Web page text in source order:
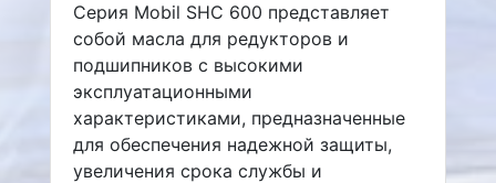
Серия Mobil SHC 600 представляет
собой масла для редукторов и
подшипников с высокими
эксплуатационными
характеристиками, предназначенные
для обеспечения надежной защиты,
увеличения срока службы и